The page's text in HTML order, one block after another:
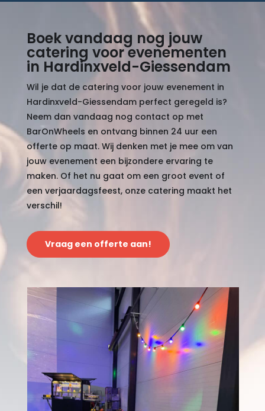
Boek vandaag nog jouw
catering voor evenementen
in Hardinxveld-Giessendam
Wil je dat de catering voor jouw evenement in
Hardinxveld-Giessendam perfect geregeld is?
Neem dan vandaag nog contact op met
BarOnWheels en ontvang binnen 24 uur een
offerte op maat. Wij denken met je mee om van
jouw evenement een bijzondere ervaring te
maken. Of het nu gaat om een groot event of
een verjaardagsfeest, onze catering maakt het
verschil!
Vraag een offerte aan!